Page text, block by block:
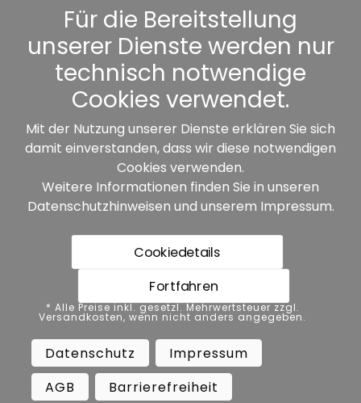
Kennwort vergessen
Sonstiges
Unsere Partner:
* Alle Preise inkl. gesetzl. Mehrwertsteuer zzgl.
Versandkosten, wenn nicht anders angegeben.
Datenschutz Impressum
Barrierefreiheit
Vertrag widerrufen
Für die Bereitstellung
unserer Dienste werden nur
technisch notwendige
Cookies verwendet.
Mit der Nutzung unserer Dienste erklären Sie sich
damit einverstanden, dass wir diese notwendigen
Cookies verwenden.
Weitere Informationen finden Sie in unseren
Datenschutzhinweisen und unserem Impressum.
Cookiedetails
Fortfahren
* Alle Preise inkl. gesetzl. Mehrwertsteuer zzgl.
Versandkosten, wenn nicht anders angegeben.
Datenschutz
Impressum
AGB
Barrierefreiheit